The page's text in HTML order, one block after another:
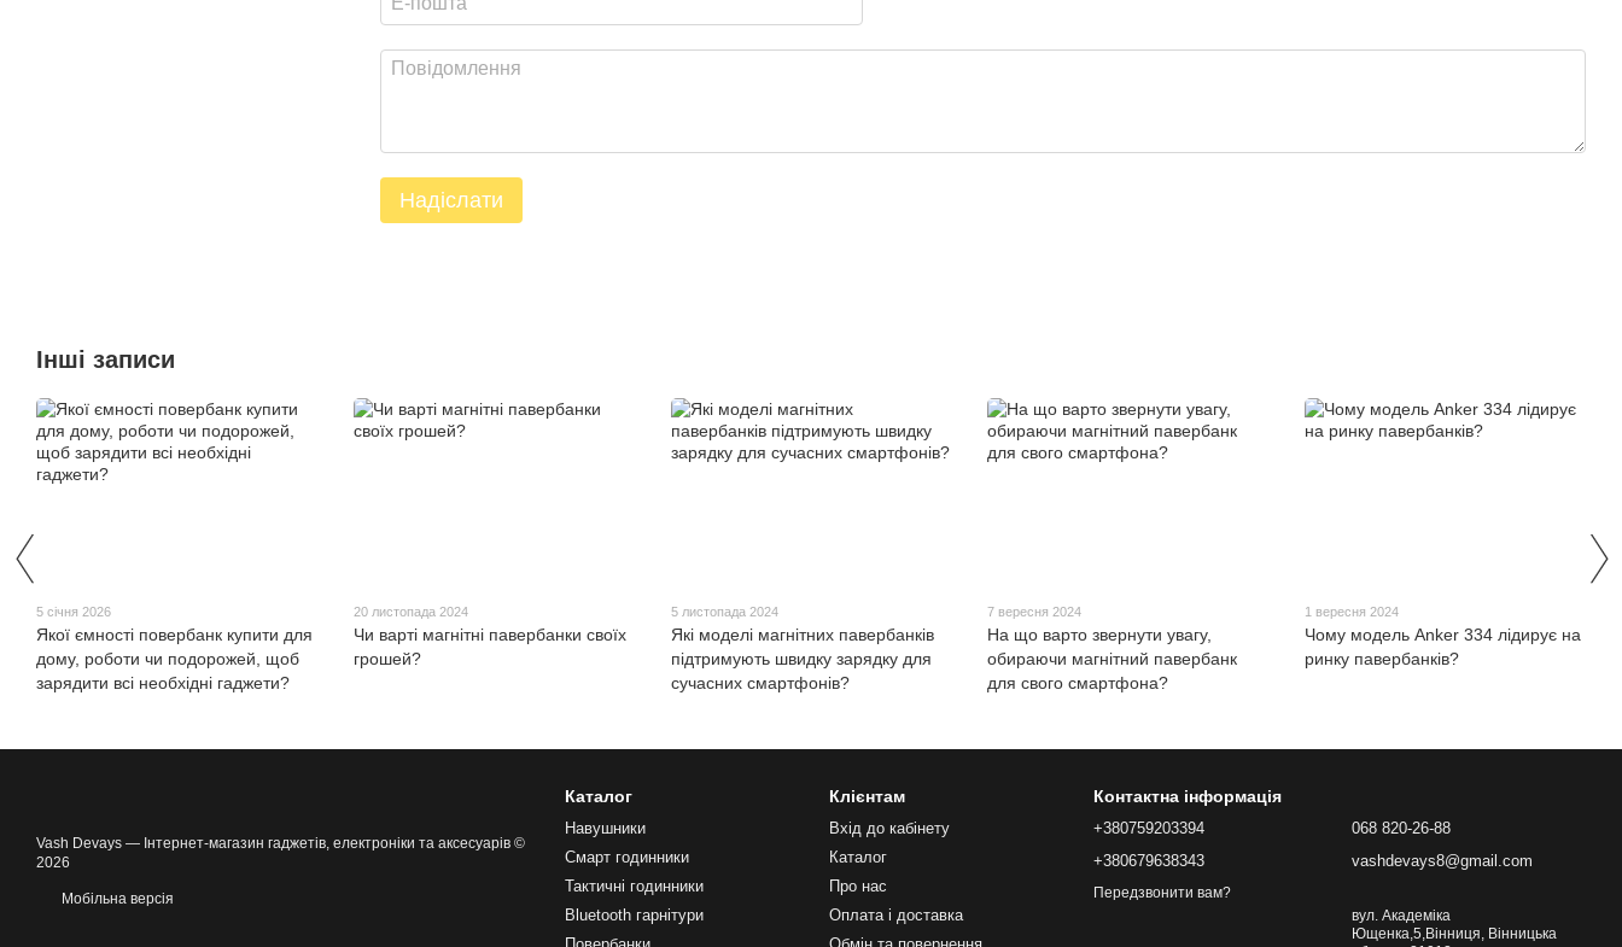
Надіслати
Інші записи
5 січня 2026
Якої ємності повербанк купити для
дому, роботи чи подорожей, щоб
зарядити всі необхідні гаджети?
20 листопада 2024
Чи варті магнітні павербанки своїх
грошей?
5 листопада 2024
Які моделі магнітних павербанків
підтримують швидку зарядку для
сучасних смартфонів?
7 вересня 2024
На що варто звернути увагу,
обираючи магнітний павербанк
для свого смартфона?
1 вересня 2024
Чому модель Anker 334 лідирує на
ринку павербанків?
Vash Devays — Інтернет-магазин гаджетів, електроніки та аксесуарів ©
2026
Мобільна версія
Каталог
Навушники
Смарт годинники
Тактичні годинники
Bluetooth гарнітури
Клієнтам
Вхід до кабінету
Каталог
Про нас
Оплата і доставка
Контактна інформація
+380759203394
+380679638343
Передзвонити вам?
068 820-26-88
vashdevays8@gmail.com
вул. Академіка
Ющенка,5,Вінниця, Вінницька